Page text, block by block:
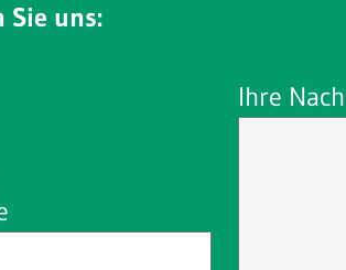
Sie uns:
Ihre